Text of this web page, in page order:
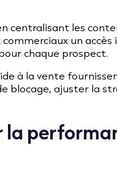
centralisant les
un
chaque prospect.
à la vente
blocage, ajuster la
la